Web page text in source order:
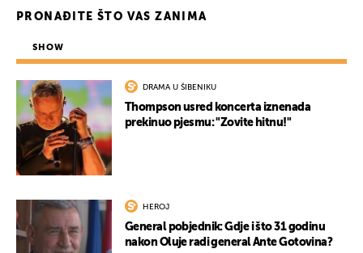
PRONAĐITE ŠTO VAS ZANIMA
SHOW
DRAMA U ŠIBENIKU
Thompson usred koncerta iznenada
prekinuo pjesmu: "Zovite hitnu!"
HEROJ
General pobjednik: Gdje i što 31 godinu
nakon Oluje radi general Ante Gotovina?